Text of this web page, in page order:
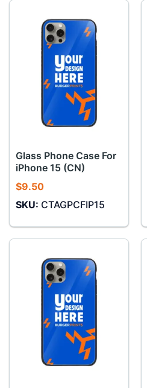
Glass Phone Case For
iPhone 15 (CN)
$9.50
SKU: CTAGPCFIP15